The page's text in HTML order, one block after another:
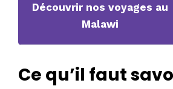
Découvrir nos voyages au
Malawi
Ce qu’il faut